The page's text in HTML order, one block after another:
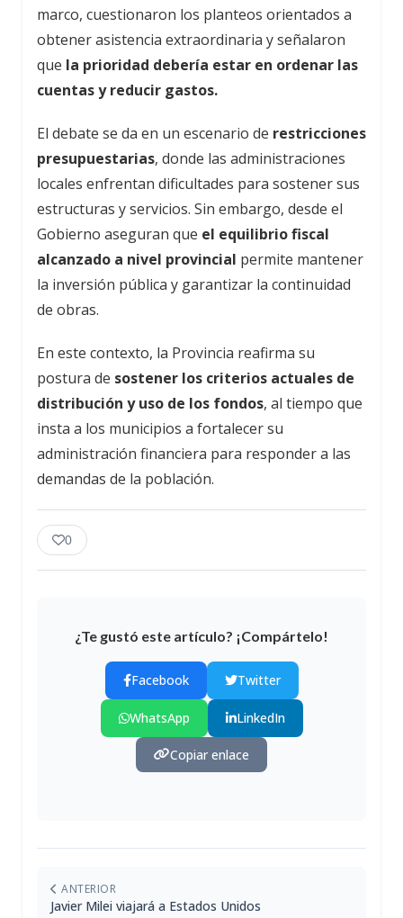
marco, cuestionaron los planteos orientados a
obtener asistencia extraordinaria y señalaron
que la prioridad debería estar en ordenar las
cuentas y reducir gastos.
El debate se da en un escenario de restricciones
presupuestarias, donde las administraciones
locales enfrentan dificultades para sostener sus
estructuras y servicios. Sin embargo, desde el
Gobierno aseguran que el equilibrio fiscal
alcanzado a nivel provincial permite mantener
la inversión pública y garantizar la continuidad
de obras.
En este contexto, la Provincia reafirma su
postura de sostener los criterios actuales de
distribución y uso de los fondos, al tiempo que
insta a los municipios a fortalecer su
administración financiera para responder a las
demandas de la población.
0
¿Te gustó este artículo? ¡Compártelo!
Facebook Twitter
WhatsApp LinkedIn
Copiar enlace
ANTERIOR
Javier Milei viajará a Estados Unidos